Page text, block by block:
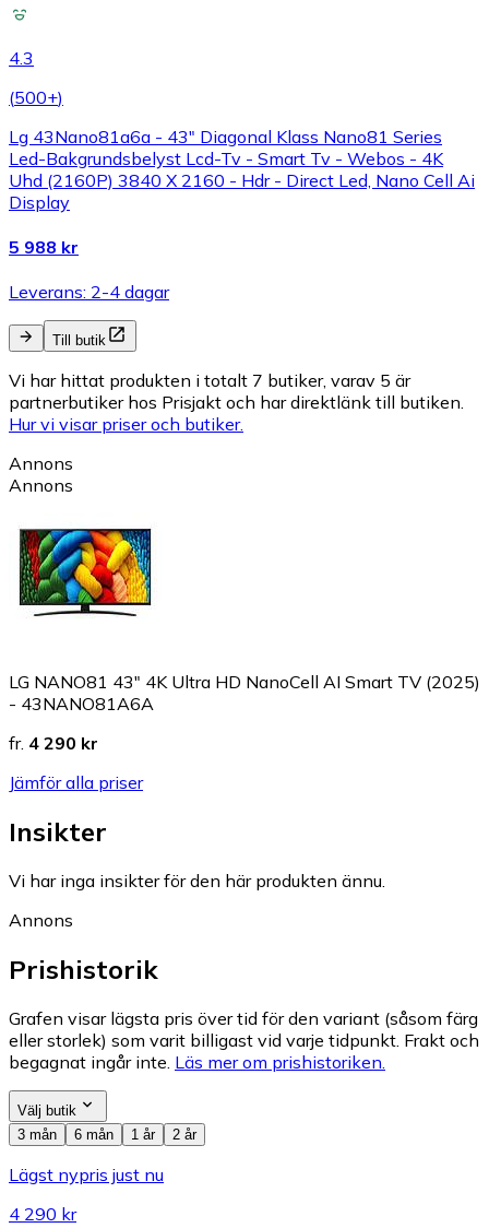
4.3
(500+)
Lg 43Nano81a6a - 43" Diagonal Klass Nano81 Series
Led-Bakgrundsbelyst Lcd-Tv - Smart Tv - Webos - 4K
Uhd (2160P) 3840 X 2160 - Hdr - Direct Led, Nano Cell Ai
Display
5 988 kr
Leverans: 2-4 dagar
Till butik
Vi har hittat produkten i totalt 7 butiker, varav 5 är
partnerbutiker hos Prisjakt och har direktlänk till butiken.
Hur vi visar priser och butiker.
Annons
Annons
LG NANO81 43" 4K Ultra HD NanoCell AI Smart TV (2025)
- 43NANO81A6A
fr. 4 290 kr
Jämför alla priser
Insikter
Vi har inga insikter för den här produkten ännu.
Annons
Prishistorik
Grafen visar lägsta pris över tid för den variant (såsom färg
eller storlek) som varit billigast vid varje tidpunkt. Frakt och
begagnat ingår inte. Läs mer om prishistoriken.
Välj butik
3 mån
6 mån 1 år 2 år
Lägst nypris just nu
4 290 kr